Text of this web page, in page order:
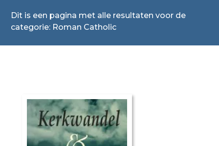
Dit is een pagina met alle resultaten voor de
categorie: Roman Catholic